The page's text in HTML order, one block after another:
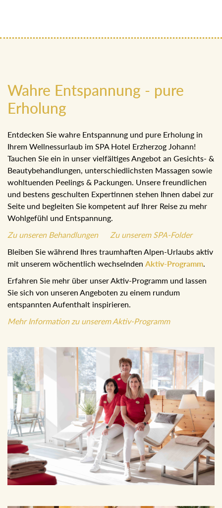
Wahre Entspannung - pure
Erholung
Entdecken Sie wahre Entspannung und pure Erholung in
Ihrem Wellnessurlaub im SPA Hotel Erzherzog Johann!
Tauchen Sie ein in unser vielfältiges Angebot an Gesichts-
& Beautybehandlungen, unterschiedlichsten Massagen
sowie wohltuenden Peelings & Packungen. Unsere
freundlichen und bestens geschulten Expertinnen stehen
Ihnen dabei zur Seite und begleiten Sie kompetent auf
Ihrer Reise zu mehr Wohlgefühl und Entspannung.
Zu unseren BehandlungenZu unserem SPA-Folder
Bleiben Sie während Ihres traumhaften Alpen-Urlaubs
aktiv mit unserem wöchentlich wechselndenAktiv-
Programm
Erfahren Sie mehr über unser Aktiv-Programm und lassen
Sie sich von unseren Angeboten zu einem rundum
entspannten Aufenthalt inspirieren.